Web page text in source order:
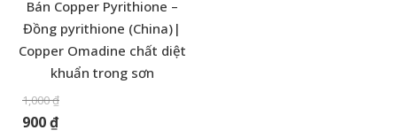
Bán Copper Pyrithione –
Đồng pyrithione (China)|
Copper Omadine chất diệt
khuẩn trong sơn
1,000₫
900₫